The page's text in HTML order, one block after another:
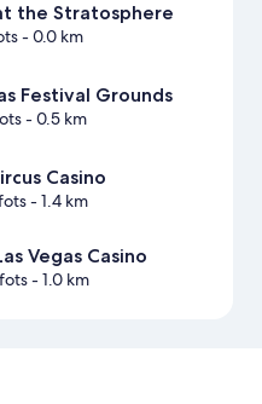
the Stratosphere
- 0.0 km
Festival Grounds
- 0.5 km
Casino
- 1.4 km
Vegas Casino
- 1.0 km